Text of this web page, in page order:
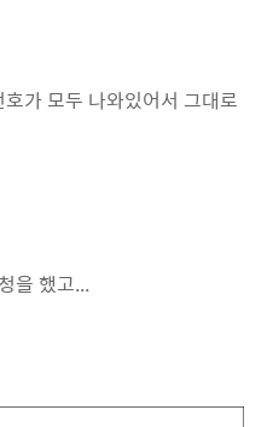
호가 모두 나와있어서 그대로
을 했고...